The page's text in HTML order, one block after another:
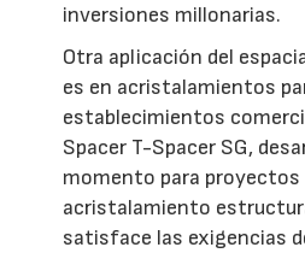
inversiones millonarias.
Otra aplicación del
es en acristalamientos
establecimientos
Spacer T-Spacer SG,
momento para proyectos
acristalamiento
satisface las exigencias